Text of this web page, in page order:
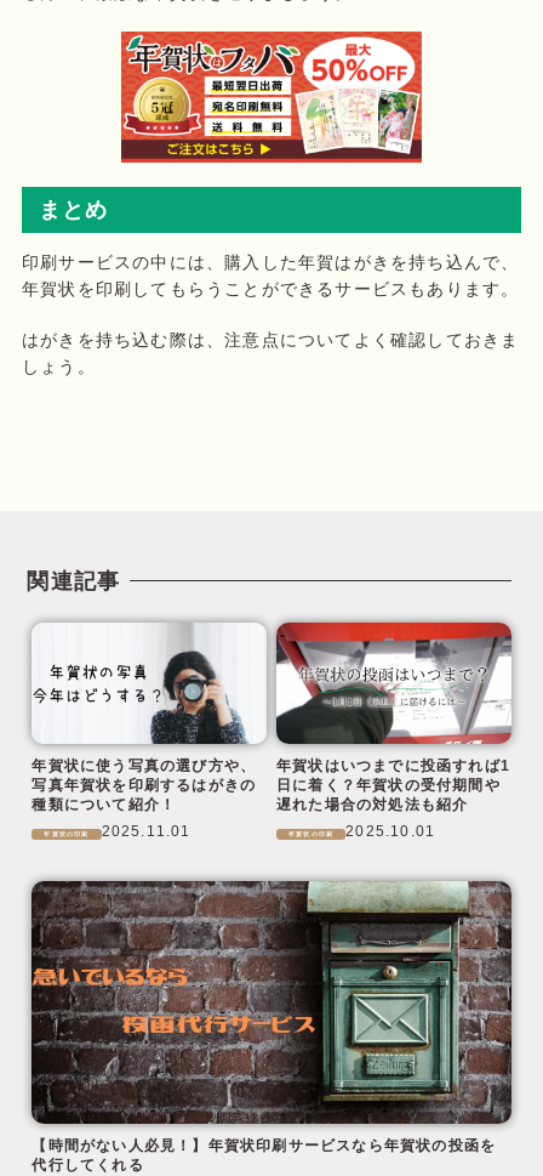
まとめ
印刷サービスの中には、購入した年賀はがきを持ち込んで、
年賀状を印刷してもらうことができるサービスもあります。
はがきを持ち込む際は、注意点についてよく確認しておきま
しょう。
関連記事
年賀状に使う写真の選び方や、
写真年賀状を印刷するはがきの
種類について紹介！
年賀状の印刷 2025.11.01
年賀状はいつまでに投函すれば1
日に着く？年賀状の受付期間や
遅れた場合の対処法も紹介
年賀状の印刷 2025.10.01
【時間がない人必見！】年賀状印刷サービスなら年賀状の投函を
代行してくれる